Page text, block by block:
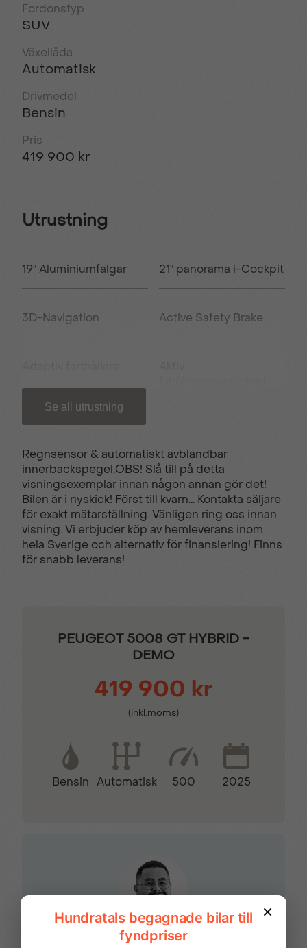
Fordonstyp
SUV
Växellåda
Automatisk
Drivmedel
Bensin
Pris
419 900 kr
Utrustning
19" Aluminiumfälgar 21" panorama i-Cockpit
3D-Navigation Active Safety Brake
Backkamera med 180-
Digitalradio
Elektronisk
parkeringsbroms
El-hissar fram och bak
LED-strålkastare
Motoriserad baklucka Mörktonade bakrutor
Trådlös Apple CarPlay Trötthetsvarnare
Uppvärmd ratt
Se all utrustning
Regnsensor & automatiskt avbländbar
innerbackspegel,OBS! Slå till på detta
visningsexemplar innan någon annan gör det!
Bilen är i nyskick! Först till kvarn... Kontakta säljare
för exakt mätarställning. Vänligen ring oss innan
visning. Vi erbjuder köp av hemleverans inom
hela Sverige och alternativ för finansiering! Finns
för snabb leverans!
PEUGEOT 5008 GT HYBRID -
DEMO
419 900 kr
(inkl.moms)
Bensin Automatisk 500 2025
FINANSIERING